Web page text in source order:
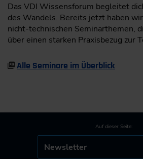
Das VDI Wissensforum begleitet
des Wandels. Bereits jetzt haben
nicht-technischen Seminarthemen,
über einen starken Praxisbezug zur
​Alle Seminare im Überblick
Auf dieser Seite:
Newsletter